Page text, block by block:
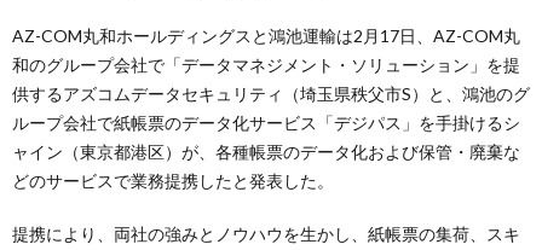
AZ-COM丸和ホールディングスと鴻池運輸は2月17日、AZ-COM丸
和のグループ会社で「データマネジメント・ソリューション」を提
供するアズコムデータセキュリティ（埼玉県秩父市S）と、鴻池のグ
ループ会社で紙帳票のデータ化サービス「デジパス」を手掛けるシ
ャイン（東京都港区）が、各種帳票のデータ化および保管・廃棄な
どのサービスで業務提携したと発表した。
提携により、両社の強みとノウハウを生かし、紙帳票の集荷、スキ